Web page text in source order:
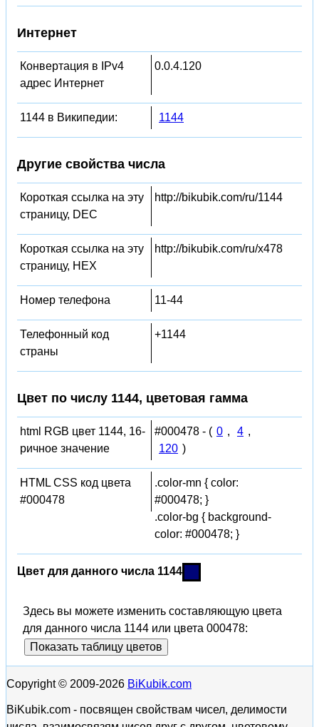
Интернет
Конвертация в IPv4
адрес Интернет
0.0.4.120
1144 в Википедии: 1144
Другие свойства числа
Короткая ссылка на эту
страницу, DEC
http://bikubik.com/ru/1144
Короткая ссылка на эту
страницу, HEX
http://bikubik.com/ru/x478
Номер телефона 11-44
Телефонный код
страны
+1144
Цвет по числу 1144, цветовая гамма
html RGB цвет 1144, 16-
ричное значение
#000478 - ( 0 , 4 ,
120 )
HTML CSS код цвета
#000478
.color-mn { color:
#000478; }
.color-bg { background-
color: #000478; }
Цвет для данного числа 1144
Здесь вы можете изменить составляющую цвета
для данного числа 1144 или цвета 000478:
Показать таблицу цветов
Copyright © 2009-2026 BiKubik.com
BiKubik.com - посвящен свойствам чисел, делимости